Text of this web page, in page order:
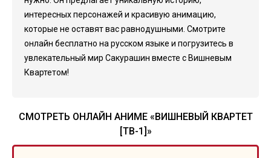
интересных персонажей и красивую анимацию,
которые не оставят вас равнодушными. Смотрите
онлайн бесплатно на русском языке и погрузитесь в
увлекательный мир Сакурашин вместе с Вишневым
Квартетом!
СМОТРЕТЬ ОНЛАЙН АНИМЕ «ВИШНЕВЫЙ КВАРТЕТ
[ТВ-1]»